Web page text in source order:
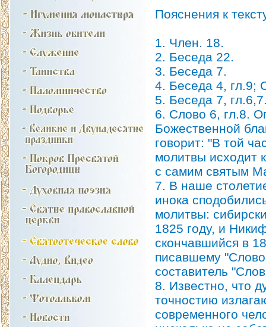
Пояснения к
1. Член. 18.
2. Беседа 22.
3. Беседа 7.
4. Беседа 4, гл.9;
5. Беседа 7,
6. Слово 6, гл.8.
Божественной
говорит: "В той
молитвы исходит
с самим святым
7. В наше
инока
молитвы:
1825 году, и
скончавшийся в
писавшему
составитель
8. Известно, что
точностию
современного